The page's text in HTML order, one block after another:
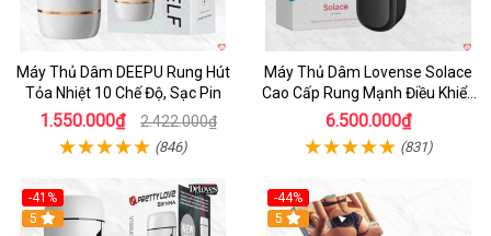
Máy Thủ Dâm DEEPU Rung Hút
Tỏa Nhiệt 10 Chế Độ, Sạc Pin
1.550.000₫ 2.422.000₫
(846)
Máy Thủ Dâm Lovense Solace
Cao Cấp Rung Mạnh Điều Khiển
App
6.500.000₫
(831)
-41%
Hot
5
-44%
Hot
5